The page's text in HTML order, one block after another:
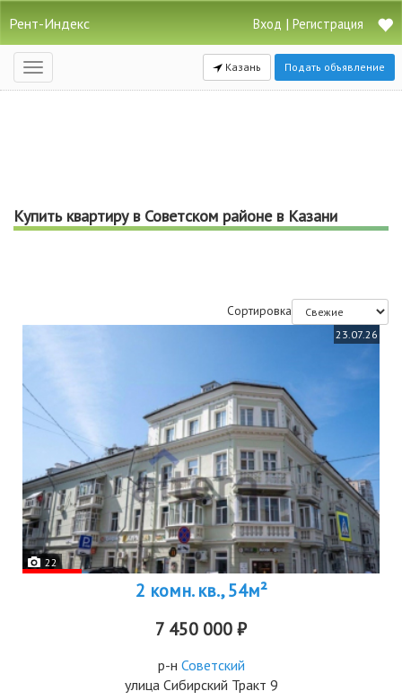
Рент-Индекс Вход | Регистрация
Открыть
навигацию
Казань Подать объявление
Купить квартиру в Советском районе в Казани
Сортировка
23.07.26
22
2 комн. кв., 54м²
7 450 000 ₽
р-н Советский
улица Сибирский Тракт 9